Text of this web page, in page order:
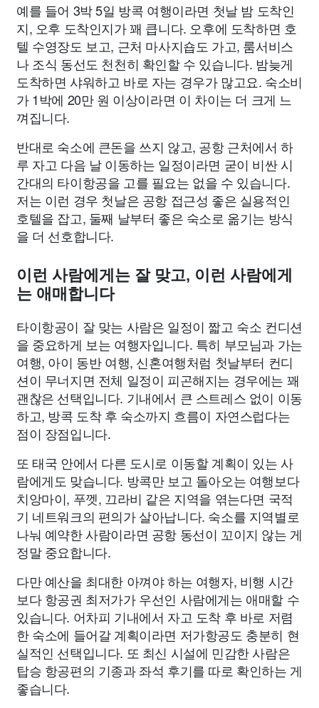
예를 들어 3박 5일 방콕 여행이라면 첫날 밤 도착인
지, 오후 도착인지가 꽤 큽니다. 오후에 도착하면 호
텔 수영장도 보고, 근처 마사지숍도 가고, 룸서비스
나 조식 동선도 천천히 확인할 수 있습니다. 밤늦게
도착하면 샤워하고 바로 자는 경우가 많고요. 숙소비
가 1박에 20만 원 이상이라면 이 차이는 더 크게 느
껴집니다.
반대로 숙소에 큰돈을 쓰지 않고, 공항 근처에서 하
루 자고 다음 날 이동하는 일정이라면 굳이 비싼 시
간대의 타이항공을 고를 필요는 없을 수 있습니다.
저는 이런 경우 첫날은 공항 접근성 좋은 실용적인
호텔을 잡고, 둘째 날부터 좋은 숙소로 옮기는 방식
을 더 선호합니다.
이런 사람에게는 잘 맞고, 이런 사람에게
는 애매합니다
타이항공이 잘 맞는 사람은 일정이 짧고 숙소 컨디션
을 중요하게 보는 여행자입니다. 특히 부모님과 가는
여행, 아이 동반 여행, 신혼여행처럼 첫날부터 컨디
션이 무너지면 전체 일정이 피곤해지는 경우에는 꽤
괜찮은 선택입니다. 기내에서 큰 스트레스 없이 이동
하고, 방콕 도착 후 숙소까지 흐름이 자연스럽다는
점이 장점입니다.
또 태국 안에서 다른 도시로 이동할 계획이 있는 사
람에게도 맞습니다. 방콕만 보고 돌아오는 여행보다
치앙마이, 푸껫, 끄라비 같은 지역을 엮는다면 국적
기 네트워크의 편의가 살아납니다. 숙소를 지역별로
나눠 예약한 사람이라면 공항 동선이 꼬이지 않는 게
정말 중요합니다.
다만 예산을 최대한 아껴야 하는 여행자, 비행 시간
보다 항공권 최저가가 우선인 사람에게는 애매할 수
있습니다. 어차피 기내에서 자고 도착 후 바로 저렴
한 숙소에 들어갈 계획이라면 저가항공도 충분히 현
실적인 선택입니다. 또 최신 시설에 민감한 사람은
탑승 항공편의 기종과 좌석 후기를 따로 확인하는 게
좋습니다.